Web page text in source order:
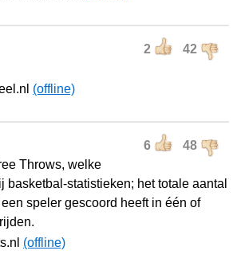
2 42
(offline)
6 48
Throws, welke
basketbal-statistieken; het totale aantal
speler gescoord heeft in één of
(offline)